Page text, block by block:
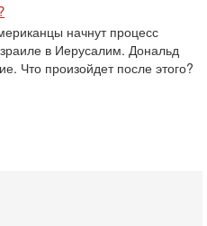
начнут процесс
в ‎Иерусалим. Дональд
Что произойдет после этого?